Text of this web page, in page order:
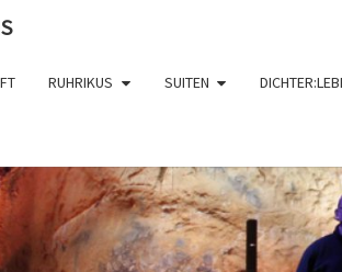
RUHRIKUS SUITEN